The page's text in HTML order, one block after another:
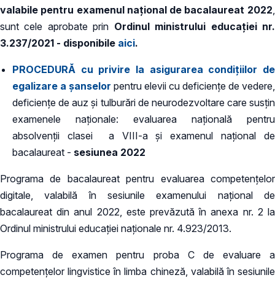
valabile pentru examenul naţional de bacalaureat 2022,
sunt cele aprobate prin Ordinul ministrului educaţiei nr.
3.237/2021 - disponibile aici.
PROCEDURĂ cu privire la asigurarea condițiilor de
egalizare a șanselor pentru elevii cu deficiențe de vedere,
deficiențe de auz și tulburări de neurodezvoltare care susțin
examenele naționale: evaluarea națională pentru
absolvenții clasei a VIII-a și examenul național de
bacalaureat - sesiunea 2022
Programa de bacalaureat pentru evaluarea competenţelor
digitale, valabilă în sesiunile examenului naţional de
bacalaureat din anul 2022, este prevăzută în anexa nr. 2 la
Ordinul ministrului educaţiei naţionale nr. 4.923/2013.
Programa de examen pentru proba C de evaluare a
competenţelor lingvistice în limba chineză, valabilă în sesiunile